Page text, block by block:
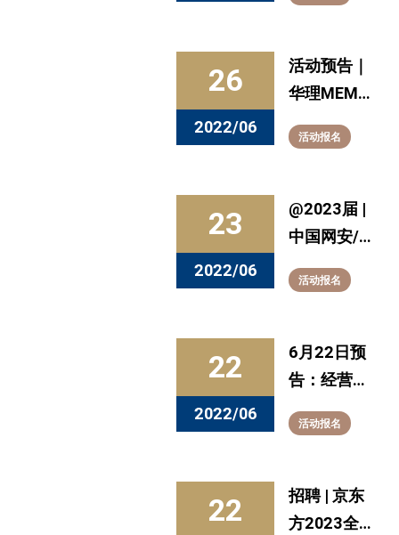
招聘专场
26
2022/06
活动预告｜
华理MEM
Busi-Tech
行业沙龙：
“智”联未来
活动报名
23
2022/06
@2023届 |
中国网安/
三十所
2023届校
始啦！
活动报名
22
2022/06
6月22日预
告：经营致
胜、质量为
本—— 践行
理，实现组
织经营成功
活动报名
22
招聘 | 京东
方2023全